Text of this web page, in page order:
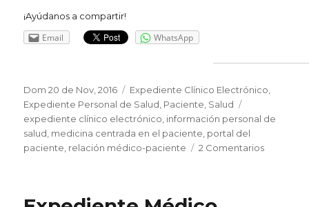
¡Ayúdanos a compartir!
Email WhatsApp
Publicado
el
Dom 20 de Nov, 2016 Categorías
Expediente Clínico Electrónico,
Expediente Personal de Salud, Paciente, Salud
expediente clínico electrónico, información personal de
salud, medicina centrada en el paciente, portal del
paciente, relación médico-paciente 2 Comentarios